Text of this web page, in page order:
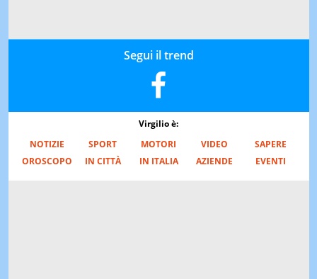
Segui il trend
Virgilio è:
NOTIZIE
SPORT MOTORI VIDEO
SAPERE
OROSCOPO
IN CITTÀ IN ITALIA AZIENDE EVENTI